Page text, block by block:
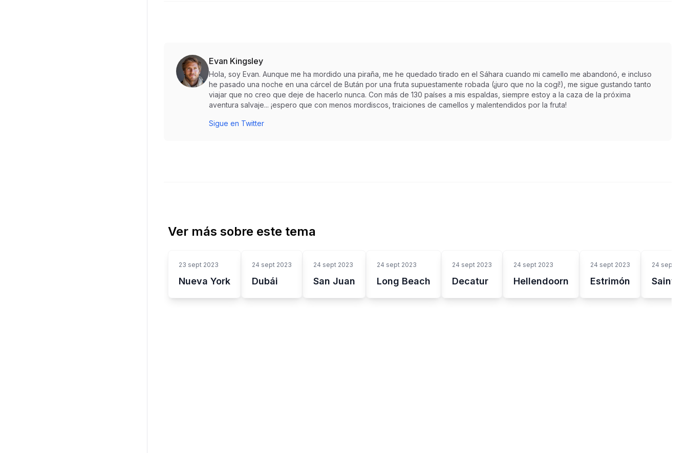
Evan Kingsley
Hola, soy Evan. Aunque me ha mordido una piraña, me he quedado tirado en el Sáhara cuando mi camello me abandonó, e incluso
he pasado una noche en una cárcel de Bután por una fruta supuestamente robada (¡juro que no la cogí!), me sigue gustando tanto
viajar que no creo que deje de hacerlo nunca. Con más de 130 países a mis espaldas, siempre estoy a la caza de la próxima
aventura salvaje... ¡espero que con menos mordiscos, traiciones de camellos y malentendidos por la fruta!
Sigue en Twitter
Ver más sobre este tema
23 sept 2023
Nueva York
24 sept 2023
Dubái
24 sept 2023
San Juan
24 sept 2023
Long Beach
24 sept 2023
Decatur
24 sept 2023
Hellendoorn
24 sept 2023
Estrimón
24 sept
Saint-